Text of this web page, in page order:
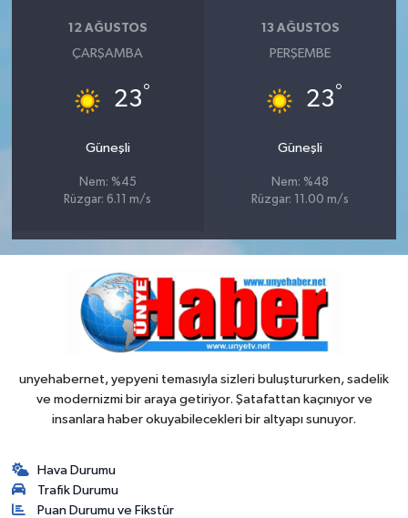
12 AĞUSTOS
ÇARŞAMBA
23°
Güneşli
Nem: %45
Rüzgar: 6.11 m/s
13 AĞUSTOS
PERŞEMBE
23°
Güneşli
Nem: %48
Rüzgar: 11.00 m/s
unyehabernet, yepyeni temasıyla sizleri buluştururken, sadelik
ve modernizmi bir araya getiriyor. Şatafattan kaçınıyor ve
insanlara haber okuyabilecekleri bir altyapı sunuyor.
Hava Durumu
Trafik Durumu
Puan Durumu ve Fikstür